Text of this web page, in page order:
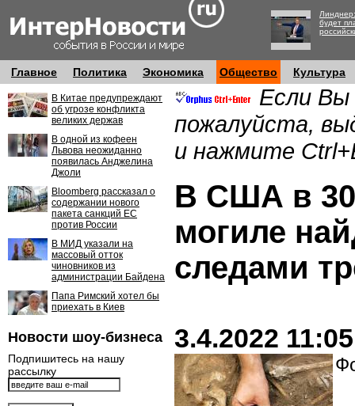
будет
Главное Политика Экономика Общество Культура
В Китае предупреждают
об угрозе конфликта
великих держав
В одной из кофеен
Львова неожиданно
появилась Анджелина
Джоли
Bloomberg рассказал о
содержании нового
пакета санкций ЕС
против России
В МИД указали на
массовый отток
чиновников из
администрации Байдена
Папа Римский хотел бы
приехать в Киев
Новости шоу-бизнеса
Подпишитесь на нашу
рассылку
Если Вы
пожалуйста,
и нажмите
В США в
могиле
следами
3.4.2022 11:05